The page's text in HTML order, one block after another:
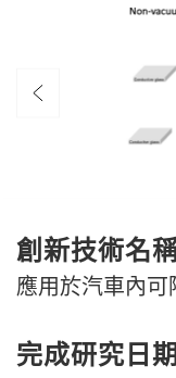
創新技術名
應用於汽車內
完成研究日期